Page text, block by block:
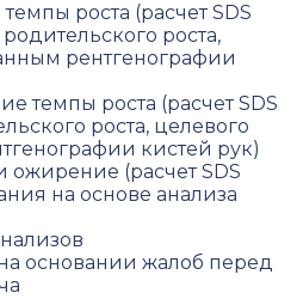
роста (расчет SDS
роста,
рентгенографии
темпы роста (расчет SDS
роста, целевого
кистей рук)
ожирение (расчет SDS
на основе анализа
основании жалоб перед